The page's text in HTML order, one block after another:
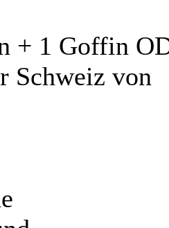
+ 1 Goffin
Schweiz von